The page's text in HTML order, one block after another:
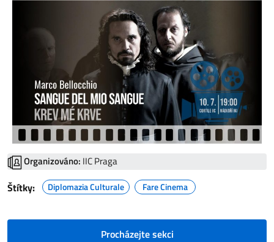
Organizováno: IIC Praga
Štítky: Diplomazia Culturale Fare Cinema
Procházejte sekci